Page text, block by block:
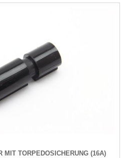
MIT TORPEDOSICHERUNG (16A)